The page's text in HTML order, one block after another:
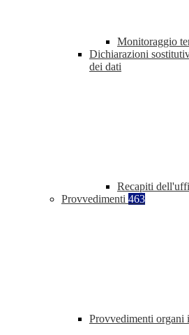
Monitoraggio
Dichiarazioni
dei dati
Recapiti
Provvedimenti 463
Provvedimenti